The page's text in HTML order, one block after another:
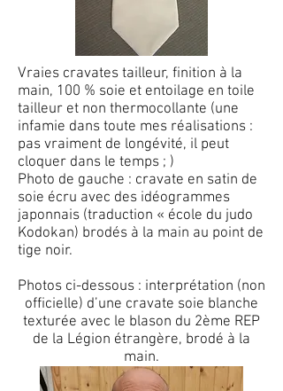
Vraies cravates tailleur, finition à la
main, 100 % soie et entoilage en toile
tailleur et non thermocollante (une
infamie dans toute mes réalisations :
pas vraiment de longévité, il peut
cloquer dans le temps ; )
Photo de gauche : cravate en satin de
soie écru avec des idéogrammes
japonnais (traduction « école du judo
Kodokan) brodés à la main au point de
tige noir.
Photos ci-dessous : interprétation (non
officielle) d’une cravate soie blanche
texturée avec le blason du 2ème REP
de la Légion étrangère, brodé à la
main.